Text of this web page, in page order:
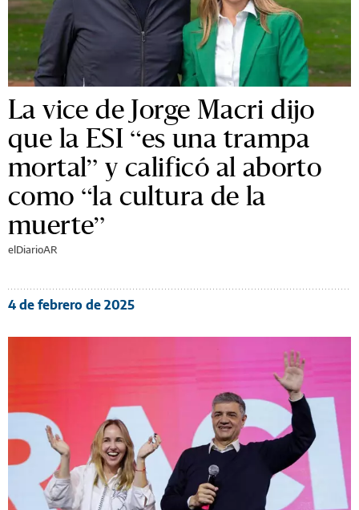
La vice de Jorge Macri dijo
que la ESI “es una trampa
mortal” y calificó al aborto
como “la cultura de la
muerte”
elDiarioAR
4 de febrero de 2025